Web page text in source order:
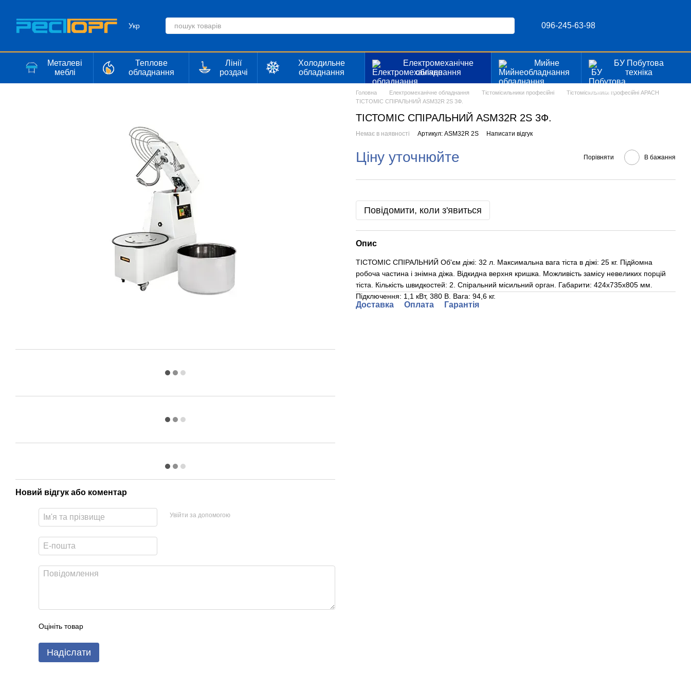
Укр 096-245-63-98
Металеві
меблі
Теплове
обладнання
Лінії
роздачі
Холодильне
обладнання
Електромеханічне
обладнання
Мийне
обладнання
БУ Побутова
техніка
Новий відгук або коментар
Увійти за допомогою
Оцініть товар
Надіслати
Головна Електромеханічне обладнання Тістомісильники професійні
Тістомісильники професійні APACH
ТІСТОМІС СПІРАЛЬНИЙ ASM32R 2S 3Ф.
ТІСТОМІС СПІРАЛЬНИЙ ASM32R 2S 3Ф.
Немає в наявності Артикул: ASM32R 2S Написати відгук
Ціну уточнюйте Порівняти В бажання
Повідомити, коли з'явиться
Опис
ТІСТОМІС СПІРАЛЬНИЙ Об'єм діжі: 32 л. Максимальна вага тіста в діжі: 25 кг. Підйомна
робоча частина і знімна діжа. Відкидна верхня кришка. Можливість замісу невеликих порцій
тіста. Кількість швидкостей: 2. Спіральний місильний орган. Габарити: 424х735х805 мм.
Підключення: 1,1 кВт, 380 В. Вага: 94,6 кг.
Доставка Оплата Гарантія